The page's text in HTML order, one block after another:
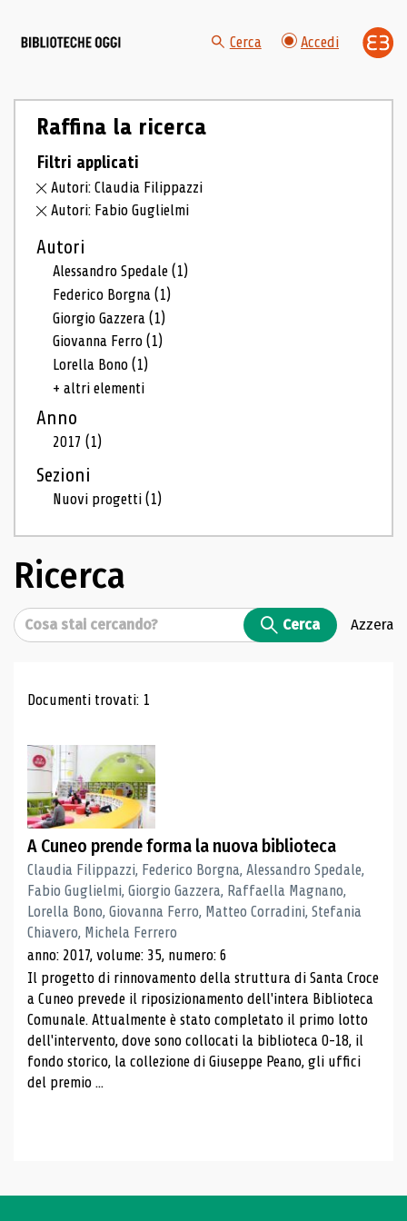
Cerca Accedi
Raffina la ricerca
Filtri applicati
Autori: Claudia Filippazzi
Autori: Fabio Guglielmi
Autori
Alessandro Spedale(1)
Federico Borgna(1)
Giorgio Gazzera(1)
Giovanna Ferro(1)
Lorella Bono(1)
+ altri elementi
Anno
2017(1)
Sezioni
Nuovi progetti(1)
Ricerca
Cerca Cerca Azzera
Risultati di ricerca
Documenti trovati: 1
A Cuneo prende forma la nuova biblioteca
Claudia Filippazzi, Federico Borgna, Alessandro Spedale,
Fabio Guglielmi, Giorgio Gazzera, Raffaella Magnano,
Lorella Bono, Giovanna Ferro, Matteo Corradini, Stefania
Chiavero, Michela Ferrero
anno: 2017, volume: 35, numero: 6
Il progetto di rinnovamento della struttura di Santa Croce
a Cuneo prevede il riposizionamento dell'intera Biblioteca
Comunale. Attualmente è stato completato il primo lotto
dell'intervento, dove sono collocati la biblioteca 0-18, il
fondo storico, la collezione di Giuseppe Peano, gli uffici
del premio ...